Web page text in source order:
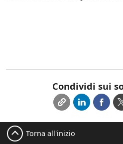
Condividi sui
Torna all'inizio